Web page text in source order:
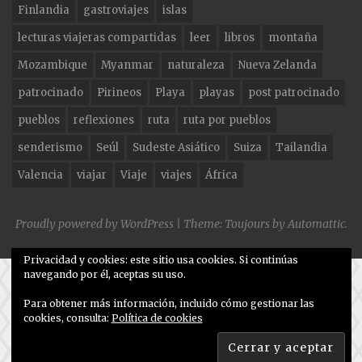
k
Finlandia
gastroviajes
islas
lecturas viajeras compartidas
leer libros
montaña
Mozambique
Myanmar naturaleza
Nueva Zelanda
patrocinado
Pirineos Playa playas
post patrocinado
pueblos
reflexiones ruta
ruta por pueblos
senderismo
Seúl Sudeste Asiático Suiza
Tailandia
Valencia
viajar Viaje viajes África
Proudly powered by WordPress Theme: Toujours byAutomattic.
Privacidad y cookies: este sitio usa cookies. Si continúas
navegando por él, aceptas su uso.
Para obtener más información, incluido cómo gestionar las
cookies, consulta: Política de cookies